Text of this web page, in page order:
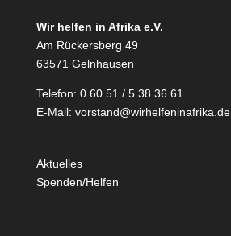
Wir helfen in Afrika e.V.
Am Rückersberg 49
63571 Gelnhausen
Telefon: 0 60 51 / 5 38 36 61
E-Mail: vorstand@wirhelfeninafrika.de
Aktuelles
Spenden/Helfen